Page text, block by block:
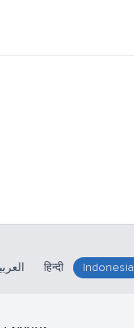
हिन्दी Indonesia